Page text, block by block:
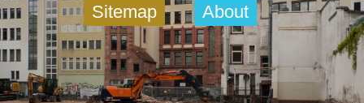
Sitemap About
Home»Frankfurt» Diary
Frankfurt Diary
Activity